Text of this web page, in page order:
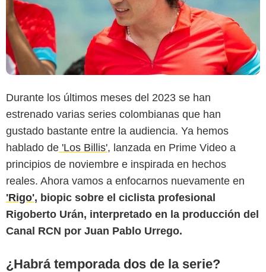
Durante los últimos meses del 2023 se han
estrenado varias series colombianas que han
gustado bastante entre la audiencia. Ya hemos
hablado de 'Los Billis', lanzada en Prime Video a
principios de noviembre e inspirada en hechos
reales. Ahora vamos a enfocarnos nuevamente en
'Rigo', biopic sobre el ciclista profesional
Rigoberto Urán, interpretado en la producción del
Canal RCN por Juan Pablo Urrego.
¿Habrá temporada dos de la serie?
Canal RCN